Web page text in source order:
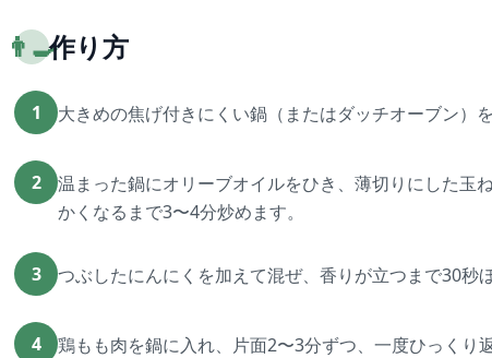
👨‍🍳作り方
1 大きめの焦げ付きにくい鍋（またはダッチオーブン）
2
温まった鍋にオリーブオイルをひき、薄切りにした玉
かくなるまで3〜4分炒めます。
3 つぶしたにんにくを加えて混ぜ、香りが立つまで30秒
4
鶏もも肉を鍋に入れ、片面2〜3分ずつ、一度ひっく